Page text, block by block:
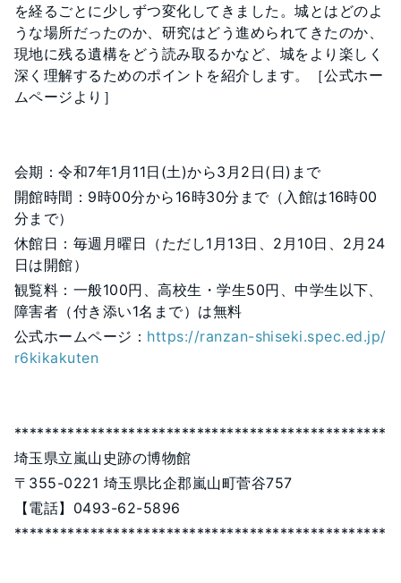
を経るごとに少しずつ変化してきました。城とはどのよ
うな場所だったのか、研究はどう進められてきたのか、
現地に残る遺構をどう読み取るかなど、城をより楽しく
深く理解するためのポイントを紹介します。［公式ホー
ムページより］
会期：令和7年1月11日(土)から3月2日(日)まで
開館時間：9時00分から16時30分まで（入館は16時00
分まで）
休館日：毎週月曜日（ただし1月13日、2月10日、2月24
日は開館）
観覧料：一般100円、高校生・学生50円、中学生以下、
障害者（付き添い1名まで）は無料
公式ホームページ： https://ranzan-shiseki.spec.ed.jp/
r6kikakuten
*************************************************
埼玉県立嵐山史跡の博物館
〒355-0221 埼玉県比企郡嵐山町菅谷757
【電話】0493-62-5896
*************************************************